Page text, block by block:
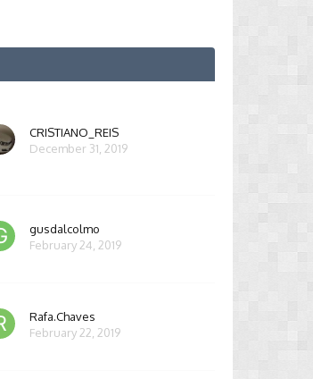
CRISTIANO_REIS
December 31, 2019
gusdalcolmo
February 24, 2019
Rafa.Chaves
February 22, 2019